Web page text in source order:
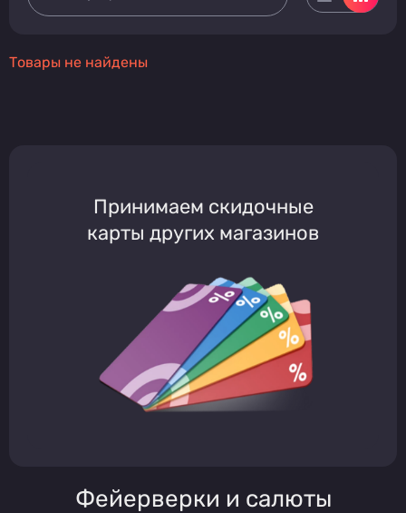
Товары не найдены
Принимаем скидочные
карты других магазинов
Фейерверки и салюты